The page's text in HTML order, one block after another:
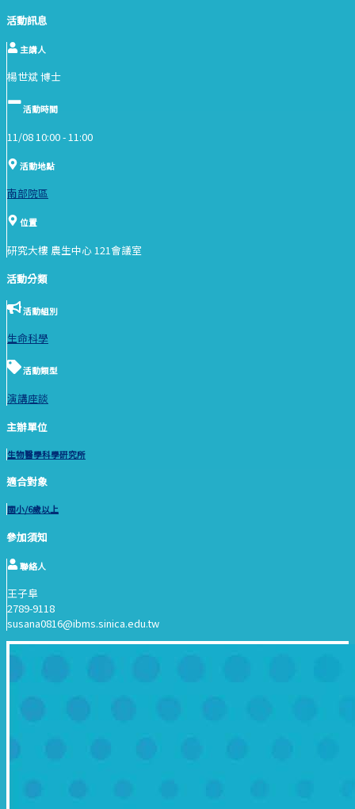
活動訊息
主講人
楊世斌 博士
活動時間
11/08 10:00 -11:00
活動地點
南部院區
位置
研究大樓 農生中心 121會議室
活動分類
活動組別
生命科學
活動類型
演講座談
主辦單位
生物醫學科學研究所
適合對象
國小/6歲以上
參加須知
聯絡人
王子阜
2789-9118
susana0816@ibms.sinica.edu.tw